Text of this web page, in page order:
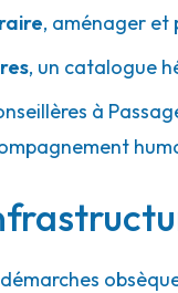
, aménager et
, un catalogue
à